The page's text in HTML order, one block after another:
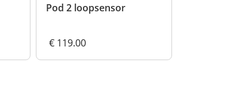
Pod 2 loopsensor
€ 119.00